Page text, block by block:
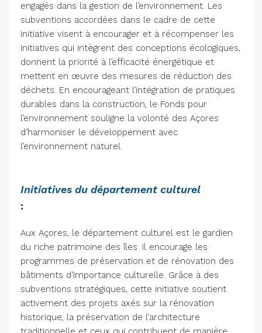
engagés dans la gestion de l’environnement. Les
subventions accordées dans le cadre de cette
initiative visent à encourager et à récompenser les
initiatives qui intègrent des conceptions écologiques,
donnent la priorité à l’efficacité énergétique et
mettent en œuvre des mesures de réduction des
déchets. En encourageant l’intégration de pratiques
durables dans la construction, le Fonds pour
l’environnement souligne la volonté des Açores
d’harmoniser le développement avec
l’environnement naturel.
Initiatives du département culturel
:
Aux Açores, le département culturel est le gardien
du riche patrimoine des îles. Il encourage les
programmes de préservation et de rénovation des
bâtiments d’importance culturelle. Grâce à des
subventions stratégiques, cette initiative soutient
activement des projets axés sur la rénovation
historique, la préservation de l’architecture